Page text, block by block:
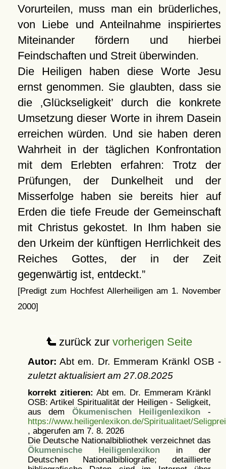
Vorurteilen, muss man ein brüderliches,
von Liebe und Anteilnahme inspiriertes
Miteinander fördern und hierbei
Feindschaften und Streit überwinden.
Die Heiligen haben diese Worte Jesu
ernst genommen. Sie glaubten, dass sie
die
Glückseligkeitdurch die konkrete
Umsetzung dieser Worte in ihrem Dasein
erreichen würden. Und sie haben deren
Wahrheit in der täglichen Konfrontation
mit dem Erlebten erfahren: Trotz der
Prüfungen, der Dunkelheit und der
Misserfolge haben sie bereits hier auf
Erden die tiefe Freude der Gemeinschaft
mit Christus gekostet. In Ihm haben sie
den Urkeim der künftigen Herrlichkeit des
Reiches Gottes, der in der Zeit
gegenwärtig ist, entdeckt.
[Predigt zum Hochfest Allerheiligen am 1. November
2000]
zurück zurvorherigen Seite
Autor: Abt em. Dr. Emmeram Kränkl OSB -
zuletzt aktualisiert am 27.08.2025
korrekt zitieren: Abt em. Dr. Emmeram Kränkl
OSB: Artikel Spiritualität der Heiligen - Seligkeit,
aus dem Ökumenischen Heiligenlexikon -
https://www.heiligenlexikon.de/Spiritualitaet/
, abgerufen am 7. 8. 2026
Die Deutsche Nationalbibliothek verzeichnet das
Ökumenische Heiligenlexikonin der
Deutschen Nationalbibliografie; detaillierte